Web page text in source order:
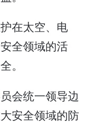
在太空、电
全领域的活
。
会统一领导边
安全领域的防